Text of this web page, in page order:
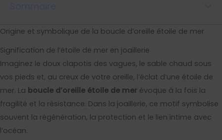
Origine et symbolique de la boucle d’oreille étoile de mer
Signification de l’étoile de mer en joaillerie
Imaginez le doux clapotis des vagues, le sable chaud sous
vos pieds et, au creux de votre oreille, l’éclat d’une étoile de
mer. La boucle d’oreille étoile de mer évoque à la fois la
fragilité et la résistance. Dans la joaillerie, ce motif symbolise
souvent la régénération, la protection et le lien intime avec
l’océan.